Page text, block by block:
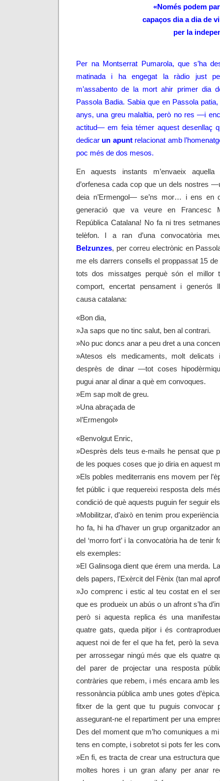
«Només podem
capaços dia a dia de
per la
Per na Montserrat Pumarola, que s’ha
matinada i ha engegat la ràdio just
m’assabento de la mort ahir primer dia
Passola Badia. Sabia que en Passola
anys, una greu malaltia, però no res—i
actitud— em feia témer aquest desenllaç
dedicar un apuntrelacionat amb
poc més de dos mesos.
En aquests instants m’envaeix aquella
d’orfenesa cada cop que un dels nostres
deia n’Ermengol— se’ns mor… i ens en
generació que va veure en Francesc
República Catalana! No fa ni tres
telèfon. I a ran d’una convocatòria
Belzunzes, per correu electrònic en
me els darrers consells el proppassat 15
tots dos missatges perquè són el millor
comport, encertat pensament i generós
causa catalana:
«Bon dia,
»Ja saps que no tinc salut, ben al contrari.
»No puc doncs anar a peu dret a una
»Atesos els medicaments, molt
desprès de dinar —tot coses
pugui anar al dinar a què em convoques.
»Em sap molt de greu.
»Una abraçada de
»l’Ermengol»
«Benvolgut Enric,
»Desprès dels teus e-mails he pensat que
de les poques coses que jo diria en aquest
»Els pobles mediterranis ens movem per
fet públic i que requereixi resposta dels
condició de què aquests puguin fer seguir
»Mobilitzar, d’això en tenim prou
ho fa, hi ha d’haver un grup organitzador
del ‘morro fort’ i la convocatòria ha de tenir
els exemples:
»El Galinsoga dient que érem una merda.
dels papers, l’Exèrcit del Fènix (tan mal
»Jo comprenc i estic al teu costat en el
que es produeix un abús o un afront s’ha
però si aquesta replica és una
quatre gats, queda pitjor i és
aquest noi de fer el que ha fet, però la
per arrossegar ningú més que els quatre
del parer de projectar una resposta
contràries que rebem, i més encara amb
ressonància pública amb unes gotes
fitxer de la gent que tu puguis convocar
assegurant-ne el repartiment per una
Des del moment que m’ho comuniques a
tens en compte, i sobretot si pots fer les
»En fi, es tracta de crear una estructura
moltes hores i un gran afany per anar